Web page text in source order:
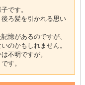
です。
ろ髪を引かれる思い
憶があるのですが、
のかもしれません。
不明ですが。
す。